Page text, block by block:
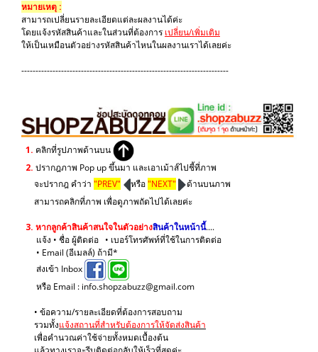
หมายเหตุ :
สามารถเปลี่ยนรายละเอียดแต่ละผลงานได้ค่ะ
โดยแจ้งรหัสสินค้าและในส่วนที่ต้องการ เปลี่ยน/เพิ่มเติม
ให้เป็นเหมือนตัวอย่างรหัสสินค้าไหนในผลงานเราได้เลยค่ะ
-------------------------------------------------------------------------
1. คลิกที่รูปภาพด้านบน
2. ปรากฎภาพ Pop up ขึ้นมา และเอาเม้าส์ไปชี้ที่ภาพ
จะปรากฎ คำว่า "PREV" หรือ"NEXT"
ด้านบนภาพ
สามารถคลิกที่ภาพ เพื่อดูภาพถัดไปได้เลยค่ะ
3. หากลูกค้าสินค้าสนใจในตัวอย่างสินค้าในหน้านี้....
แจ้ง • ชื่อ ผู้ติดต่อ • เบอร์โทรศัพท์ที่ใช้ในการติดต่อ
• Email (อีเมลล์) ถ้ามี*
ส่งเข้า Inbox
หรือ Email : info.shopzabuzz@gmail.com
• ข้อความ/รายละเอียดที่ต้องการสอบถาม
รวมทั้งแจ้งสถานที่สำหรับต้องการให้จัดส่งสินค้า
เพื่อคำนวณค่าใช้จ่ายทั้งหมดเบื้องต้น